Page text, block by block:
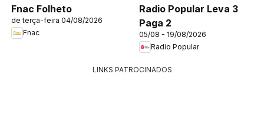
Fnac Folheto
de terça-feira 04/08/2026
Fnac
Radio Popular Leva 3
Paga 2
05/08 - 19/08/2026
Radio Popular
LINKS PATROCINADOS